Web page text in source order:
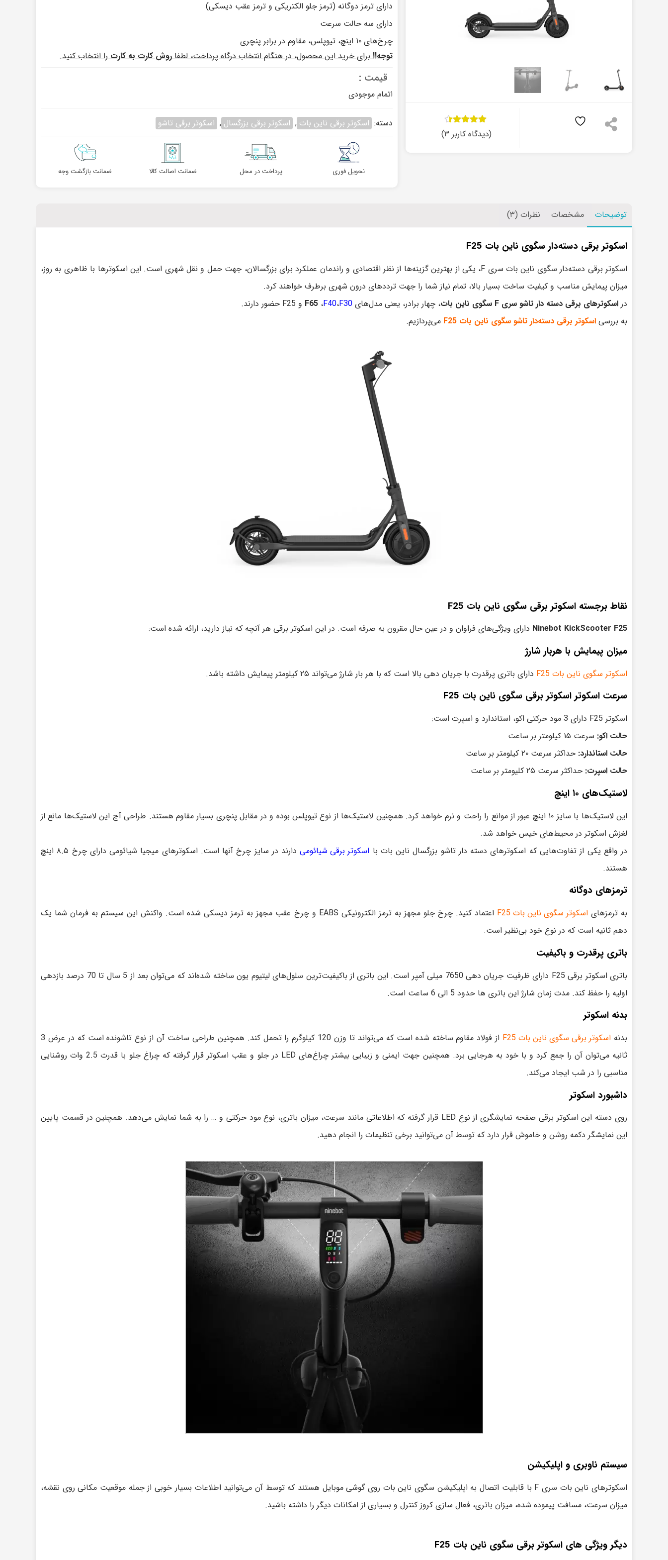
امتیاز
۴.۳۳
از ۵
(دیدگاه کاربر ۳)
دارای ترمز دوگانه (ترمز جلو الکتریکی و ترمز عقب دیسکی)
دارای سه حالت سرعت
چرخ‌های ۱۰ اینچ، تیوپلس، مقاوم در برابر پنچری
توجه!!برای خرید این محصول، در هنگام انتخاب درگاه پرداخت، لطفاروش کارت به کارترا انتخاب کنید.
قیمت :
اتمام موجودی
دسته: اسکوتر برقی ناین بات , اسکوتر برقی بزرگسال , اسکوتر برقی تاشو
نحویل فوری پرداخت در محل ضمانت اصالت کالا ضمانت بازگشت وجه
توضیحات مشخصات نظرات (۳)
اسکوتر برقی دسته‌دار سگوی ناین بات F25
اسکوتر برقی دسته‌دار سگوی ناین بات سری F، یکی از بهترین گزینه‌ها از نظر اقتصادی و راندمان عملکرد برای بزرگسالان، جهت حمل و نقل شهری است. این اسکوترها با ظاهری به روز،
میزان پیمایش مناسب و کیفیت ساخت بسیار بالا، تمام نیاز شما را جهت ترددهای درون شهری برطرف خواهند کرد.
در اسکوترهای برقی دسته دار تاشو سری F سگوی ناین بات ، چهار برادر، یعنی مدل‌های F30،F40، F65 و F25 حضور دارند.
به بررسی اسکوتر برقی دسته‌دار تاشو سگوی ناین بات F25 می‌پردازیم.
نقاط برجسته اسکوتر برقی سگوی ناین بات F25
Ninebot KickScooter F25 دارای ویژگی‌های فراوان و در عین حال مقرون به صرفه است. در این اسکوتر برقی هر آنچه که نیاز دارید، ارائه شده است:
میزان پیمایش با هربار شارژ
اسکوتر سگوی ناین بات F25 دارای باتری پرقدرت با جریان دهی بالا است که با هر بار شارژ می‌تواند ۲۵ کیلومتر پیمایش داشته باشد.
سرعت اسکوتر اسکوتر برقی سگوی ناین بات F25
اسکوتر F25 دارای 3 مود حرکتی اکو، استاندارد و اسپرت است:
حالت اکو: سرعت ۱۵ کیلومتر بر ساعت
حالت استاندارد: حداکثر سرعت ۲۰ کیلومتر بر ساعت
حالت اسپرت: حداکثر سرعت ۲۵ کلیومتر بر ساعت
لاستیک‌های ۱۰ اینچ
این لاستیک‌ها با سایز ۱۰ اینچ عبور از موانع را راحت و نرم خواهد کرد. همچنین لاستیک‌ها از نوع تیوپلس بوده و در مقابل پنچری بسیار مقاوم هستند. طراحی آج این لاستیک‌ها مانع از
لغزش اسکوتر در محیط‌های خیس خواهد شد.
در واقع یکی از تفاوت‌هایی که اسکوترهای دسته دار تاشو بزرگسال ناین بات با اسکوتر برقی شیائومی
دارند در سایز چرخ آنها است. اسکوترهای میجیا شیائومی دارای چرخ ۸.۵ اینچ
هستند.
ترمز‌های دوگانه
به ترمزهایاسکوتر سگوی ناین بات F25
اعتماد کنید. چرخ جلو مجهز به ترمز الکترونیکی EABS و چرخ عقب مجهز به ترمز دیسکی شده است. واکنش این سیستم به فرمان شما یک
دهم ثانیه است که در نوع خود بی‌نظیر است.
باتری پرقدرت و باکیفیت
باتری‌ اسکوتر برقی F25 دارای ظرفیت جریان دهی 7650 میلی آمپر است. این باتری از باکیفیت‌ترین سلول‌های لیتیوم یون ساخته شده‌اند که می‌توان بعد از 5 سال تا 70 درصد بازدهی
اولیه را حفظ کند. مدت زمان شارژ این باتری‌ ها حدود 5 الی 6 ساعت است.
بدنه اسکوتر
بدنه اسکوتر برقی سگوی ناین بات F25
از فولاد مقاوم ساخته شده است که می‌تواند تا وزن 120 کیلوگرم را تحمل کند. همچنین طراحی ساخت آن از نوع تاشونده است که در عرض 3
ثانیه می‌توان آن را جمع کرد و با خود به هرجایی برد. همچنین جهت ایمنی و زیبایی بیشتر چراغ‌های LED در جلو و عقب اسکوتر قرار گرفته که چراغ جلو با قدرت 2.5 وات روشنایی
مناسبی را در شب ایجاد می‌کند.
داشبورد اسکوتر
روی دسته این اسکوتر برقی صفحه نمایشگری از نوع LED قرار گرفته که اطلاعاتی مانند سرعت، میزان باتری، نوع مود حرکتی و … را به شما نمایش می‌دهد. همچنین در قسمت پایین
این نمایشگر دکمه روشن و خاموش قرار دارد که توسط آن می‌توانید برخی تنظیمات را انجام دهید.
سیستم ناوبری و اپلیکیشن
اسکوترهای ناین بات سری F با قابلیت اتصال به اپلیکیشن سگوی ناین بات روی گوشی موبایل هستند که توسط آن می‌توانید اطلاعات بسیار خوبی از جمله موقعیت مکانی روی نقشه،
میزان سرعت، مسافت پیموده شده، میزان باتری، فعال سازی کروز کنترل و بسیاری از امکانات دیگر را داشته باشید.
دیگر ویژگی های اسکوتر برقی سگوی ناین بات F25